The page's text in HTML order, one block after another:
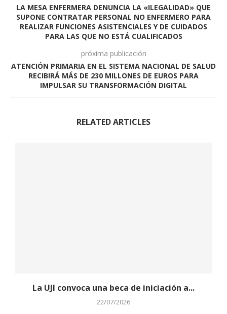
LA MESA ENFERMERA DENUNCIA LA «ILEGALIDAD» QUE
SUPONE CONTRATAR PERSONAL NO ENFERMERO PARA
REALIZAR FUNCIONES ASISTENCIALES Y DE CUIDADOS
PARA LAS QUE NO ESTÁ CUALIFICADOS
próxima publicación
ATENCIÓN PRIMARIA EN EL SISTEMA NACIONAL DE SALUD
RECIBIRÁ MÁS DE 230 MILLONES DE EUROS PARA
IMPULSAR SU TRANSFORMACIÓN DIGITAL
RELATED ARTICLES
La UJI convoca una beca de iniciación a...
22/07/2026